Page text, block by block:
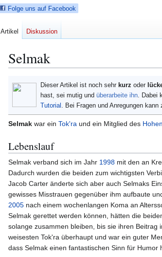
Selmak
N
a
i
g
a
t
i
o
n
s
p
r
i
S
u
h
e
s
p
r
i
n
g
e
n
Dieser Artikel ist noch sehr kurz oder
hast, sei mutig und überarbeite ihn. Dabei
Tutorial . Bei Fragen und Anregungen kann
Selmak war ein Tok'ra und ein Mitglied des
Lebenslauf
Selmak verband sich im Jahr 1998 mit den an
Dadurch wurden die beiden zum wichtigsten
Jacob Carter änderte sich aber auch Selmaks
gewisses Misstrauen gegenüber ihm aufbaute
2005 nach einem wochenlangen Koma an
Selmak gerettet werden können, hätten die
solange zusammen bleiben, bis sie ihren
weisesten Tok'ra überhaupt und war ein guter
dass Selmak einen fantastischen Sinn für Humor
Folge uns auf Facebook
Artikel Diskussion